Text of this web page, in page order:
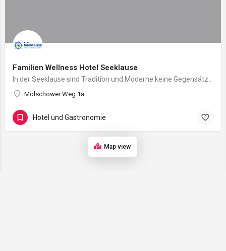
Familien Wellness Hotel Seeklause
Mölschower Weg 1a
Hotel und Gastronomie
Map view